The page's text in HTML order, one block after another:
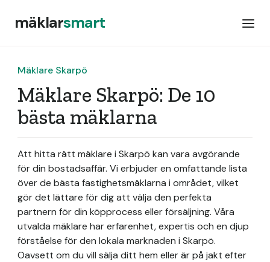
mäklarsmart
Mäklare Skarpö
Mäklare Skarpö: De 10
bästa mäklarna
Att hitta rätt mäklare i Skarpö kan vara avgörande
för din bostadsaffär. Vi erbjuder en omfattande lista
över de bästa fastighetsmäklarna i området, vilket
gör det lättare för dig att välja den perfekta
partnern för din köpprocess eller försäljning. Våra
utvalda mäklare har erfarenhet, expertis och en djup
förståelse för den lokala marknaden i Skarpö.
Oavsett om du vill sälja ditt hem eller är på jakt efter